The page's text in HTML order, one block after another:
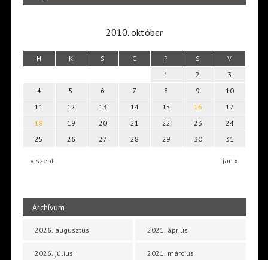
2010. október
H K S C P S V
« szept jan »
1 2
3
4
5 6 7 8 9
10
11
12 13 14 15 16
17
18
19 20 21 22 23
24
25
26 27 28 29 30 31
Archívum
2026. augusztus
2026. július
2021. április
2021. március